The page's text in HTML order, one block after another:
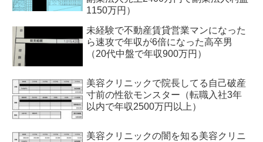
1150万円）
未経験で不動産賃貸営業マンになった
ら速攻で年収が6倍になった高卒男
（20代中盤で年収900万円）
美容クリニックで院長してる自己破産
寸前の性欲モンスター（転職入社3年
以内で年収2500万円以上）
美容クリニックの闇を知る美容クリニ